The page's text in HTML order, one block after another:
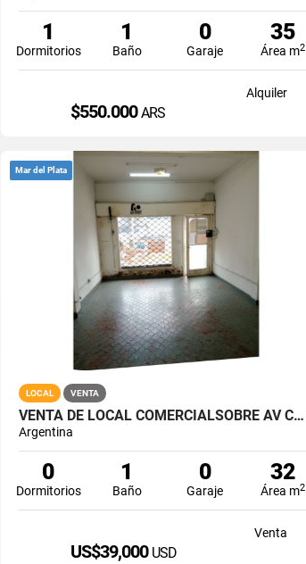
1
Dormitorios
1
Baño
0
Garaje
35
Área m2
Alquiler
$550.000ARS
Mar del Plata
LOCAL VENTA
VENTA DE LOCAL COMERCIALSOBRE AV COLON AL 3900 CASI GUIDO
Argentina
0
Dormitorios
1
Baño
0
Garaje
32
Área m2
Venta
US$39,000 USD